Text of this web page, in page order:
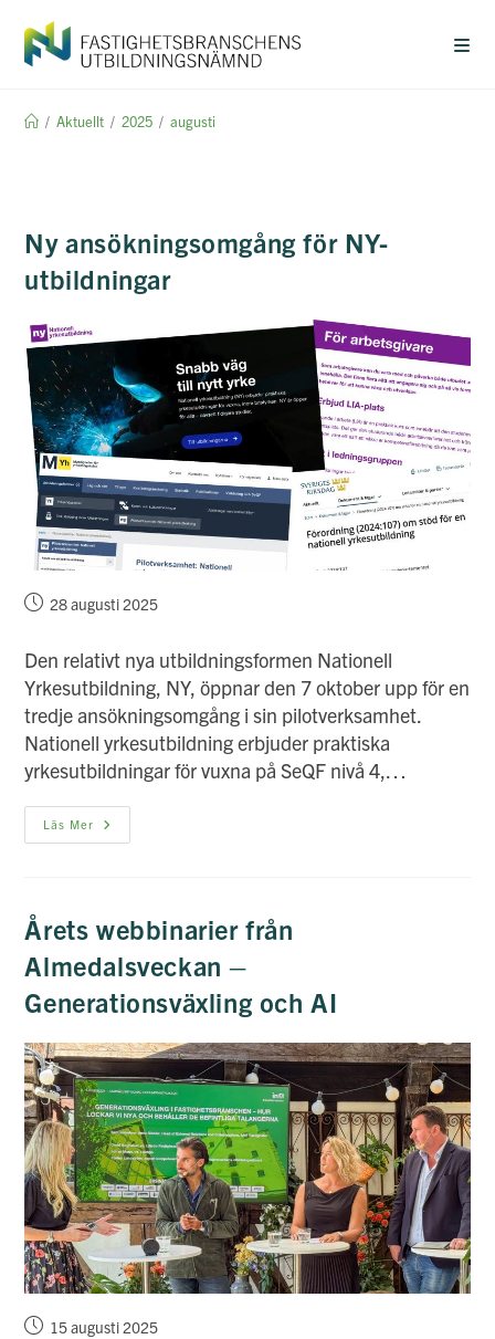
innehållet
/ Aktuellt / 2025 / augusti
Ny ansökningsomgång för NY-
utbildningar
Inlägget28 augusti 2025
Den relativt nya utbildningsformen Nationell
Yrkesutbildning, NY, öppnar den 7 oktober upp för en
tredje ansökningsomgång i sin pilotverksamhet.
Nationell yrkesutbildning erbjuder praktiska
yrkesutbildningar för vuxna på SeQF nivå 4,…
Läs Mer Ny
Ansökningsomgång
Årets webbinarier från
Almedalsveckan –
Generationsväxling och AI
Inlägget15 augusti 2025